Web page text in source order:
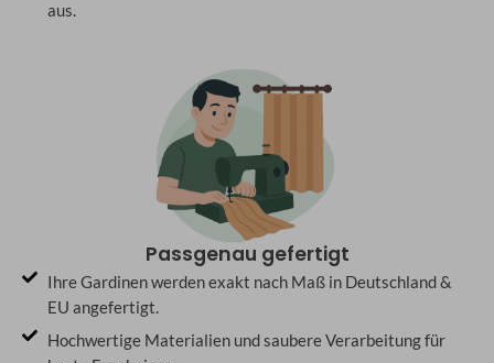
aus.
Passgenau gefertigt
Ihre Gardinen werden exakt nach Maß in Deutschland &
EU angefertigt.
Hochwertige Materialien und saubere Verarbeitung für